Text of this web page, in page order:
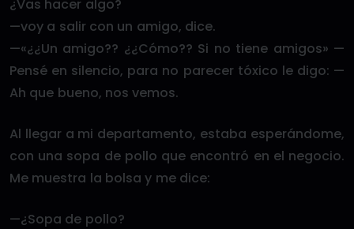
¿Vas hacer algo?
—voy a salir con un amigo, dice.
—«¿¿Un amigo?? ¿¿Cómo?? Si no tiene amigos» —
Pensé en silencio, para no parecer tóxico le digo: —
Ah que bueno, nos vemos.
Al llegar a mi departamento, estaba esperándome,
con una sopa de pollo que encontró en el negocio.
Me muestra la bolsa y me dice:
—¿Sopa de pollo?